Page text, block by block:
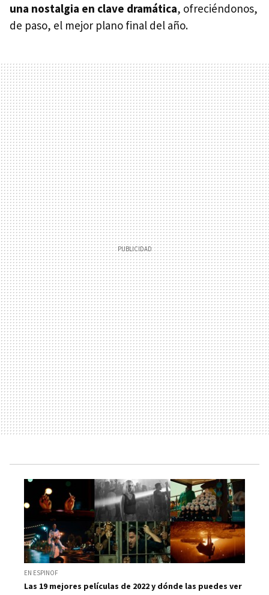
una nostalgia en clave dramática, ofreciéndonos,
de paso, el mejor plano final del año.
EN ESPINOF
Las 19 mejores películas de 2022 y dónde las puedes ver